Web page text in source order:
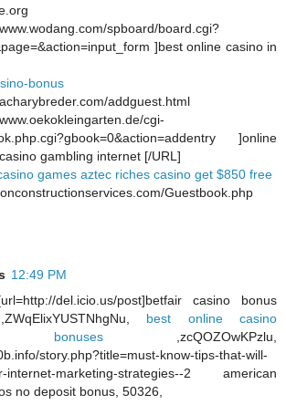
spboard/board.cgi?
]best online casino in
bonus
addguest.html
cgi-
]online
gambling internet [/URL]
games aztec riches casino get $850 free
Guestbook.php
12:49 PM
del.icio.us/post]betfair casino bonus
best online casino
bonuses ,zcQOZOwKPzlu,
story.php?title=must-know-tips-that-will-
internet-marketing-strategies--2 american
no deposit bonus, 50326,